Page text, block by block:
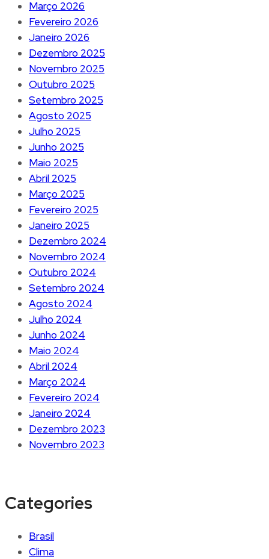
Março 2026
Fevereiro 2026
Janeiro 2026
Dezembro 2025
Novembro 2025
Outubro 2025
Setembro 2025
Agosto 2025
Julho 2025
Junho 2025
Maio 2025
Abril 2025
Março 2025
Fevereiro 2025
Janeiro 2025
Dezembro 2024
Novembro 2024
Outubro 2024
Setembro 2024
Agosto 2024
Julho 2024
Junho 2024
Maio 2024
Abril 2024
Março 2024
Fevereiro 2024
Janeiro 2024
Dezembro 2023
Novembro 2023
Categories
Brasíl
Clima